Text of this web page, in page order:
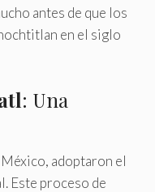
antes de que los
en el siglo
: Una
adoptaron el
Este proceso de